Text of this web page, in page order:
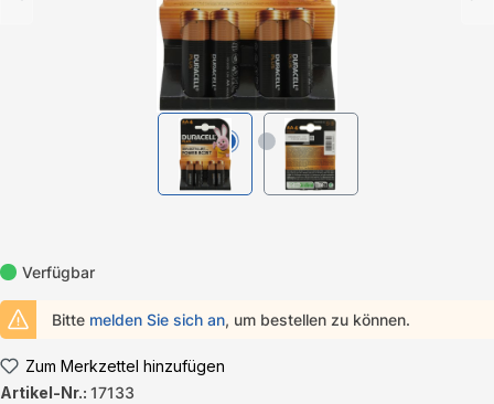
Verfügbar
Bitte melden Sie sich an, um bestellen zu können.
Zum Merkzettel hinzufügen
Artikel-Nr.: 17133